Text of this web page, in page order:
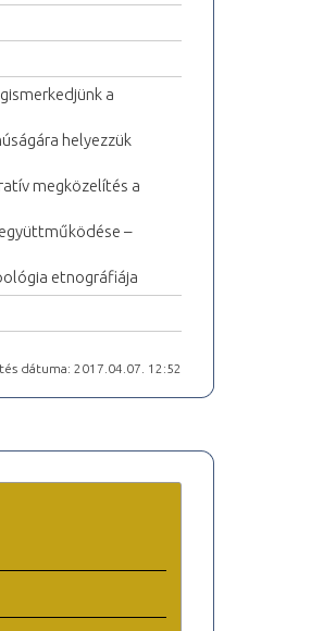
a
helyezzük
megközelítés a
–
etnográfiája
dátuma: 2017.04.07. 12:52